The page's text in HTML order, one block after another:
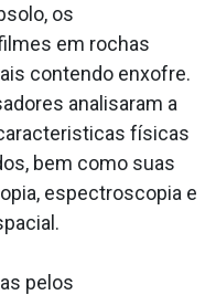
os
em rochas
contendo enxofre.
analisaram a
físicas
bem como suas
espectroscopia e
pelos